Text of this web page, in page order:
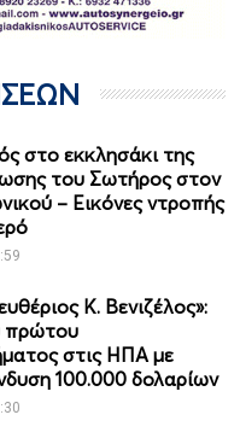
στο εκκλησάκι της
του Σωτήρος στον
– Εικόνες ντροπής
Κ. Βενιζέλος»:
πρώτου
στις ΗΠΑ με
100.000 δολαρίων